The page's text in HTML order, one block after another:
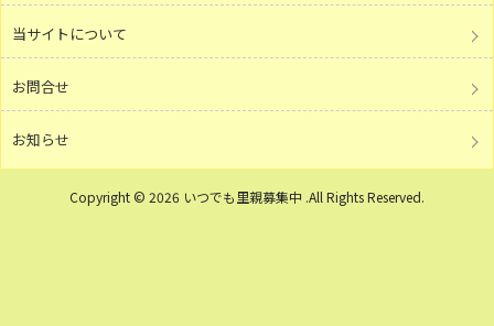
当サイトについて
お問合せ
お知らせ
Copyright © 2026 いつでも里親募集中 .All Rights Reserved.